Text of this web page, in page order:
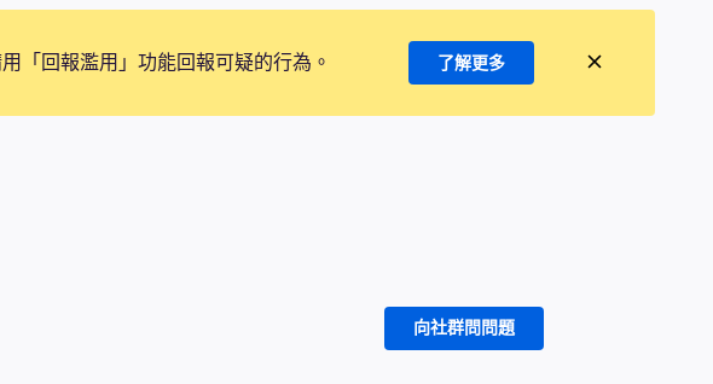
「回報濫用」功能回報可疑的行為。 了解更多
向社群問問題